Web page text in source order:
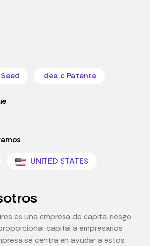
Seed Idea o Patente
UNITED STATES
es una empresa de capital riesgo
capital a empresarios
se centra en ayudar a estos